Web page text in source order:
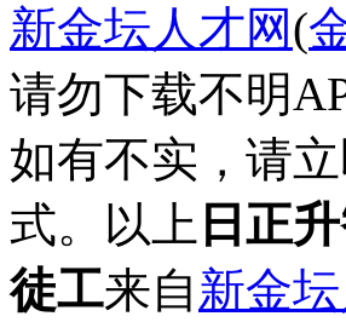
新金坛人才网(
请勿下载不明
如有不实，请
式。以上 日正
徒工来自新金